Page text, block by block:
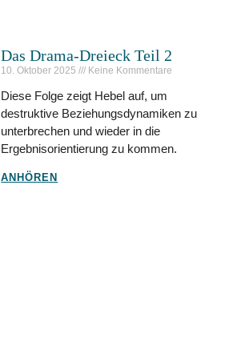
Das Drama-Dreieck Teil 2
10. Oktober 2025 Keine Kommentare
Diese Folge zeigt Hebel auf, um
destruktive Beziehungsdynamiken zu
unterbrechen und wieder in die
Ergebnisorientierung zu kommen.
ANHÖREN